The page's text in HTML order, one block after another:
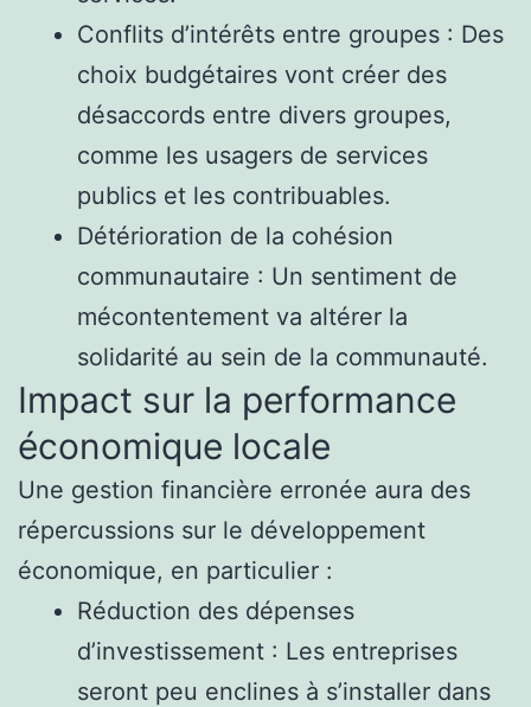
Conflits d’intérêts entre groupes : Des
choix budgétaires vont créer des
désaccords entre divers groupes,
comme les usagers de services
publics et les contribuables.
Détérioration de la cohésion
communautaire : Un sentiment de
mécontentement va altérer la
solidarité au sein de la communauté.
Impact sur la performance
économique locale
Une gestion financière erronée aura des
répercussions sur le développement
économique, en particulier :
Réduction des dépenses
d’investissement : Les entreprises
seront peu enclines à s’installer dans